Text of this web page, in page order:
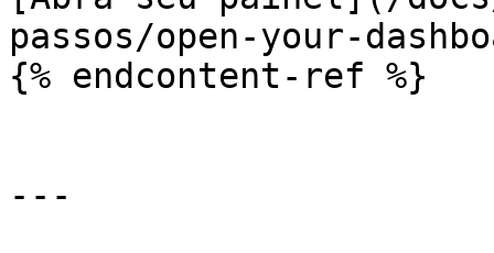
passos/open-your-
{% endcontent-ref %}
---